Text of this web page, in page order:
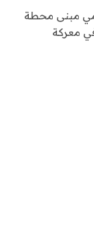
مبنى محطة
معركة